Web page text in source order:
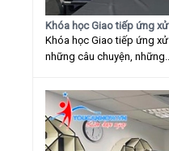
Khóa học Giao tiếp ứng
Khóa học Giao tiếp ứng
những câu chuyện, những...